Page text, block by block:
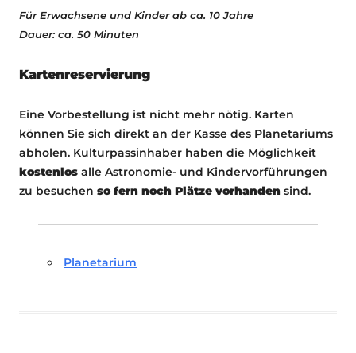
Für Erwachsene und Kinder ab ca. 10 Jahre
Dauer: ca. 50 Minuten
Kartenreservierung
Eine Vorbestellung ist nicht mehr nötig. Karten
können Sie sich direkt an der Kasse des Planetariums
abholen. Kulturpassinhaber haben die Möglichkeit
kostenlos alle Astronomie- und Kindervorführungen
zu besuchen so fern noch Plätze vorhanden sind.
Planetarium